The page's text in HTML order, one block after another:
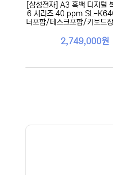
[삼성전자] A3 흑백 디지털
6 시리즈 40 ppm SL-
너포함/데스크포함/키보드
2,749,000원